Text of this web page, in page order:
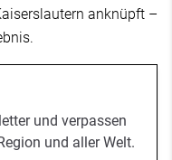
anknüpft –
und verpassen
und aller Welt.